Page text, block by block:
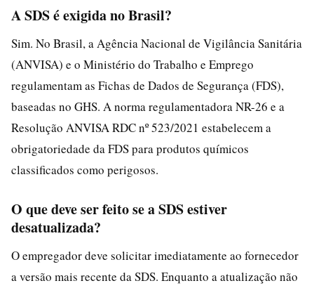
A SDS é exigida no Brasil?
Sim. No Brasil, a Agência Nacional de Vigilância Sanitária
(ANVISA) e o Ministério do Trabalho e Emprego
regulamentam as Fichas de Dados de Segurança (FDS),
baseadas no GHS. A norma regulamentadora NR-26 e a
Resolução ANVISA RDC nº 523/2021 estabelecem a
obrigatoriedade da FDS para produtos químicos
classificados como perigosos.
O que deve ser feito se a SDS estiver
desatualizada?
O empregador deve solicitar imediatamente ao fornecedor
a versão mais recente da SDS. Enquanto a atualização não